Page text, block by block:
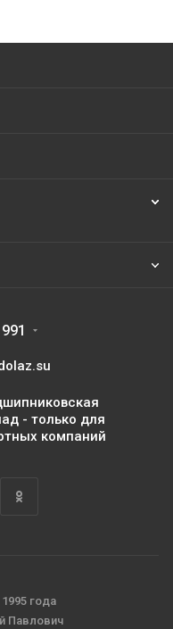
- только для
компаний
года
Павлович